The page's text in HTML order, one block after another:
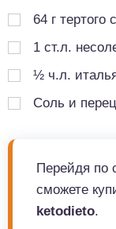
64 г тертого
1 ст.л.
½ ч.л.
Соль и
Перейдя по
сможете
ketodieto.